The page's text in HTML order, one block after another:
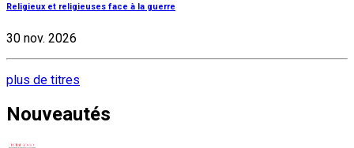
Religieux et religieuses face à la guerre
30 nov. 2026
plus de titres
Nouveautés